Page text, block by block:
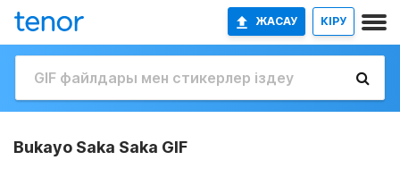
ЖАСАУ КІРУ
Bukayo Saka Saka GIF